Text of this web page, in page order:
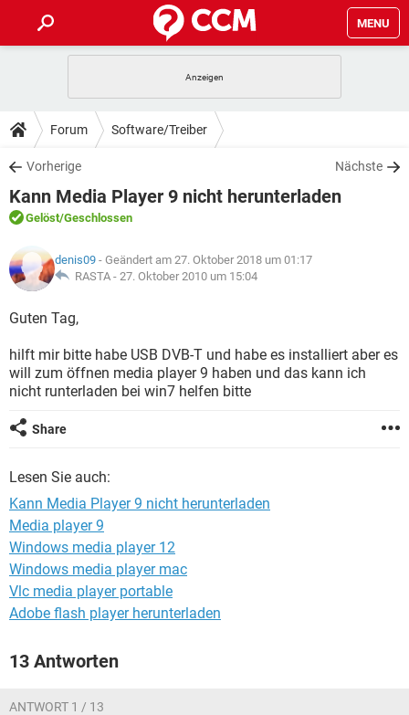
MENU
ANDROID IOS
WINDOWS 10
WHATSAPP TIKTOK
FACEBOOK
TIPPS & TRICKS
SPIELE
WINDOWS 10
FACEBOOK HARDWARE
DOWNLOADS
SPIELE STREAMING
ANDROID
WINDOWS 10 INSTAGRAM
WHATSAPP
FACEBOOK
FORUM
ANDROID IOS
FACEBOOK HARDWARE
LEXIKON
SPIELE
ANDROID
WINDOWS 10 INSTAGRAM
WHATSAPP TIKTOK
Forum Software/Treiber
Vorherige Nächste
Kann Media Player 9 nicht herunterladen
Gelöst/Geschlossen
denis09 - Geändert am 27. Oktober 2018 um 01:17
RASTA - 27. Oktober 2010 um 15:04
Guten Tag,
hilft mir bitte habe USB DVB-T und habe es installiert aber es
will zum öffnen media player 9 haben und das kann ich
nicht runterladen bei win7 helfen bitte
Share
Lesen Sie auch:
Kann Media Player 9 nicht herunterladen
Media player 9
Windows media player 12
Windows media player mac
Vlc media player portable
Adobe flash player herunterladen
13 Antworten
ANTWORT 1 / 13